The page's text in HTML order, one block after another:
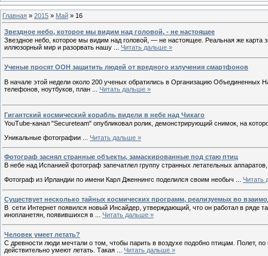
Главная » 2015 » Май » 16
Звездное небо, которое мы видим над головой, - не настоящее
Звездное небо, которое мы видим над головой, — не настоящее. Реальная же карта
иллюзорный мир и разорвать нашу
Читать дальше »
Ученые просят ООН защитить людей от вредного излучения смартфонов
В начале этой недели около 200 ученых обратились в Организацию Объединенных
телефонов, ноутбуков, план
Читать дальше »
Гигантский космический корабль видели в небе над Чикаго
YouTube-канал "Secureteam" опубликовал ролик, демонстрирующий снимок, на
Уникальные фотографии
Читать дальше »
Фотограф заснял странные объекты, замаскированные под стаю птиц
В небе над Испанией фотограф запечатлел группу странных летательных
Фотограф из Ирландии по имени Карл Дженнингс поделился своим необыч
Читать
Существует несколько тайных космических программ, реализуемых во
В сети Интернет появился новый Инсайдер, утверждающий, что он работал в ряде
инопланетян, появившихся в
Читать дальше »
Человек умеет летать?
С древности люди мечтали о том, чтобы парить в воздухе подобно птицам. Полет,
действительно умеют летать. Такая
Читать дальше »